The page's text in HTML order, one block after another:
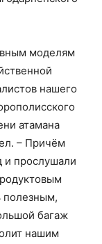
моделям
нашего
атамана
– Причём
и прослушали
полезным,
багаж
нашим